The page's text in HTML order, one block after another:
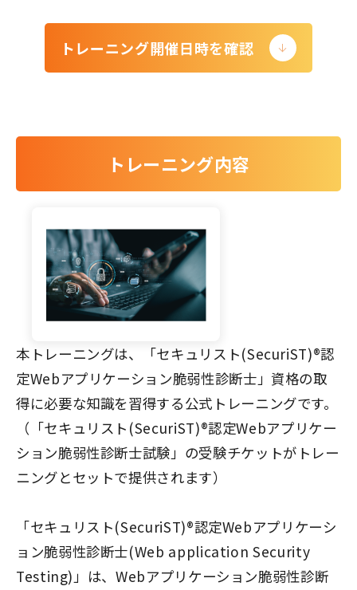
トレーニング開催日時を確認
トレーニング内容
本トレーニングは、「セキュリスト(SecuriST)®認
定Webアプリケーション脆弱性診断士」資格の取
得に必要な知識を習得する公式トレーニングです。
（「セキュリスト(SecuriST)®認定Webアプリケー
ション脆弱性診断士試験」の受験チケットがトレー
ニングとセットで提供されます）
「セキュリスト(SecuriST)®認定Webアプリケーシ
ョン脆弱性診断士(Web application Security
Testing)」は、Webアプリケーション脆弱性診断